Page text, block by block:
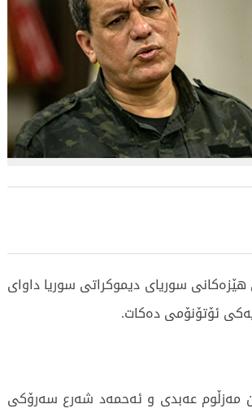
سوریای دیموكراتی سوریا داوای
ئۆتۆنۆمی دەكات.
مەزڵوم عەبدی و ئەحمەد شەرع سەرۆكی